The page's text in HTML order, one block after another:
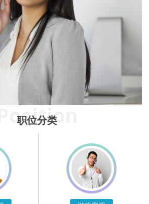
Position
职位分类